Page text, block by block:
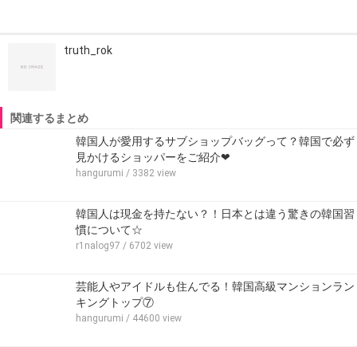
truth_rok
関連するまとめ
韓国人が愛用するサブショップバッグって？韓国で必ず
見かけるショッパーをご紹介❤
hangurumi / 3382 view
韓国人は現金を持たない？！日本とは違う驚きの韓国習
慣について☆
r1nalog97 / 6702 view
芸能人やアイドルも住んでる！韓国高級マンションラン
キングトップ⑦
hangurumi / 44600 view